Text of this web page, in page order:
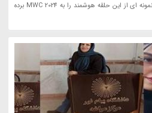
درباره آن منتشر نکرد. این شرکت حالا نمونه ای از این حلقه هوشمند را به MWC 2024 برده